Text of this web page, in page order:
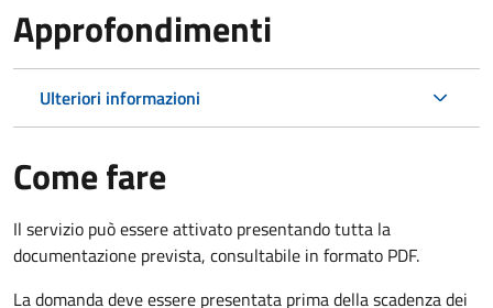
Approfondimenti
Ulteriori informazioni
Come fare
Il servizio può essere attivato presentando tutta la
documentazione prevista, consultabile in formato PDF.
La domanda deve essere presentata prima della scadenza dei